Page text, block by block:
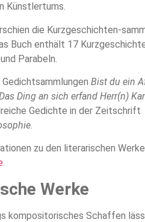
Künstlertums.
die Kurzgeschichten-
Buch enthält 17
Parabeln.
Bist du ein
Ding an sich erfand Herr(n)
Gedichte in der Zeitschrift
.
zu den literarischen
.
Werke
kompositorisches Schaffen